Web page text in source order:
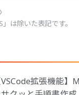
は除いた表記です。
VSCode拡張機能